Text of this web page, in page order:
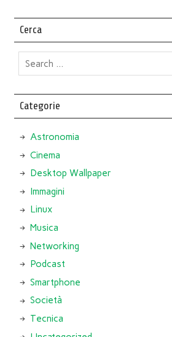
Cerca
Categorie
Astronomia
Cinema
Desktop Wallpaper
Immagini
Linux
Musica
Networking
Podcast
Smartphone
Società
Tecnica